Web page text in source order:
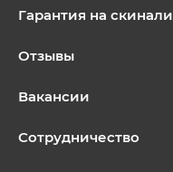
Гарантия на скинали
Отзывы
Вакансии
Сотрудничество